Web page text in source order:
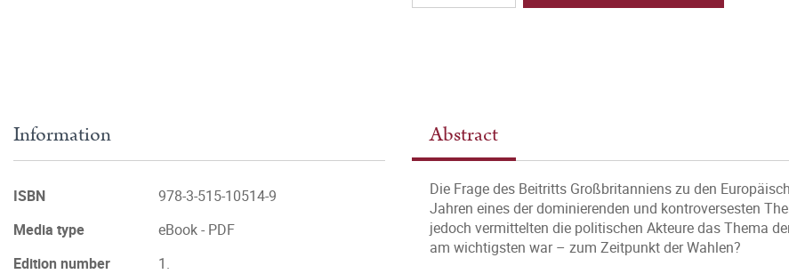
Abstract
Die Frage des Beitritts Großbritanniens zu den
Jahren eines der dominierenden und kontroversesten
jedoch vermittelten die politischen Akteure das Thema
am wichtigsten war – zum Zeitpunkt der Wahlen?
Information
ISBN
978-3-515-10514-9
Media type
eBook - PDF
Edition number
1.